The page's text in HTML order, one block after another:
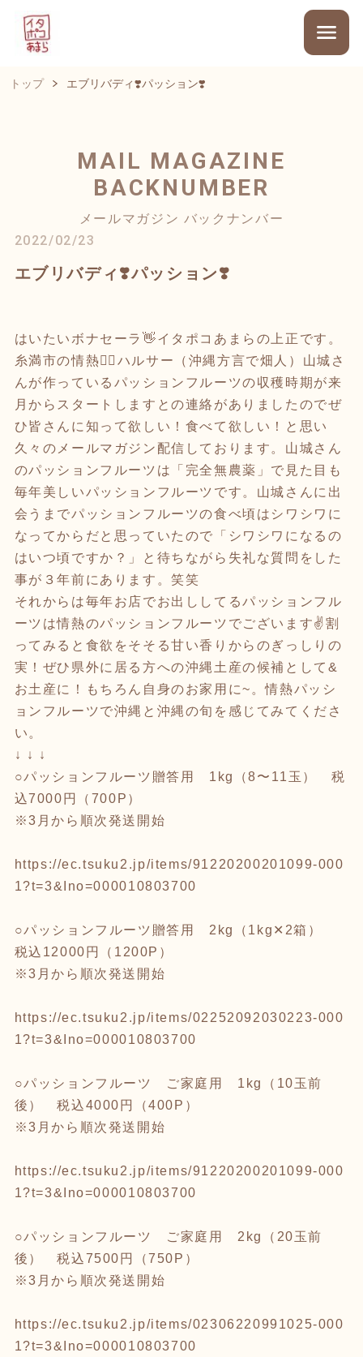
トップ エブリバディ❣️パッション❣️
MAIL MAGAZINE
BACKNUMBER
メールマガジン バックナンバー
2022/02/23
エブリバディ❣️パッション❣️
はいたいボナセーラ👋イタポコあまらの上正です。
糸満市の情熱❤️‍🔥ハルサー（沖縄方言で畑人）山城さ
んが作っているパッションフルーツの収穫時期が来
月からスタートしますとの連絡がありましたのでぜ
ひ皆さんに知って欲しい！食べて欲しい！と思い
久々のメールマガジン配信しております。山城さん
のパッションフルーツは「完全無農薬」で見た目も
毎年美しいパッションフルーツです。山城さんに出
会うまでパッションフルーツの食べ頃はシワシワに
なってからだと思っていたので「シワシワになるの
はいつ頃ですか？」と待ちながら失礼な質問をした
事が３年前にあります。笑笑
それからは毎年お店でお出ししてるパッションフル
ーツは情熱のパッションフルーツでございます✌️割
ってみると食欲をそそる甘い香りからのぎっしりの
実！ぜひ県外に居る方への沖縄土産の候補として&
お土産に！もちろん自身のお家用に~。情熱パッシ
ョンフルーツで沖縄と沖縄の旬を感じてみてくださ
い。
↓ ↓ ↓
○パッションフルーツ贈答用 1kg（8〜11玉） 税
込7000円（700P）
※3月から順次発送開始
https://ec.tsuku2.jp/items/91220200201099-000
1?t=3&Ino=000010803700
○パッションフルーツ贈答用 2kg（1kg✕2箱）
税込12000円（1200P）
※3月から順次発送開始
https://ec.tsuku2.jp/items/02252092030223-000
1?t=3&Ino=000010803700
○パッションフルーツ ご家庭用 1kg（10玉前
後） 税込4000円（400P）
※3月から順次発送開始
https://ec.tsuku2.jp/items/91220200201099-000
1?t=3&Ino=000010803700
○パッションフルーツ ご家庭用 2kg（20玉前
後） 税込7500円（750P）
※3月から順次発送開始
https://ec.tsuku2.jp/items/02306220991025-000
1?t=3&Ino=000010803700